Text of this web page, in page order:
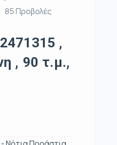
85 Προβολές
,
, 90 τ.μ.,